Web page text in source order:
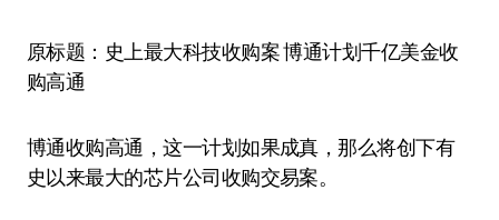
原标题：史上最大科技收购案 博通计划千亿美金收
购高通
博通收购高通，这一计划如果成真，那么将创下有
史以来最大的芯片公司收购交易案。